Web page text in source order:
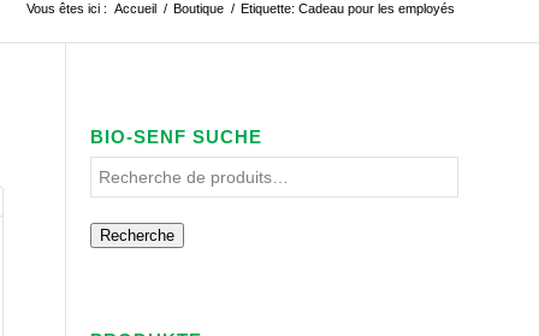
Vous êtes ici : Accueil / Boutique / Etiquette: Cadeau pour les employés
BIO-SENF SUCHE
Recherche